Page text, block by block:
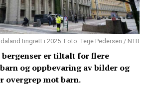
tingrett i 2025. Foto: Terje Pedersen / NTB
bergenser er tiltalt for flere
og oppbevaring av bilder og
overgrep mot barn.